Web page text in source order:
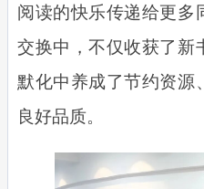
阅读的快乐传递给更多
交换中，不仅收获了新
默化中养成了节约资源
良好品质。